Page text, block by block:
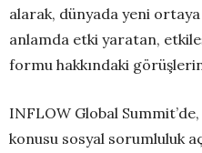
alarak, dünyada yeni ortaya
anlamda etki yaratan,
formu hakkındaki
INFLOW Global
konusu sosyal sorumluluk